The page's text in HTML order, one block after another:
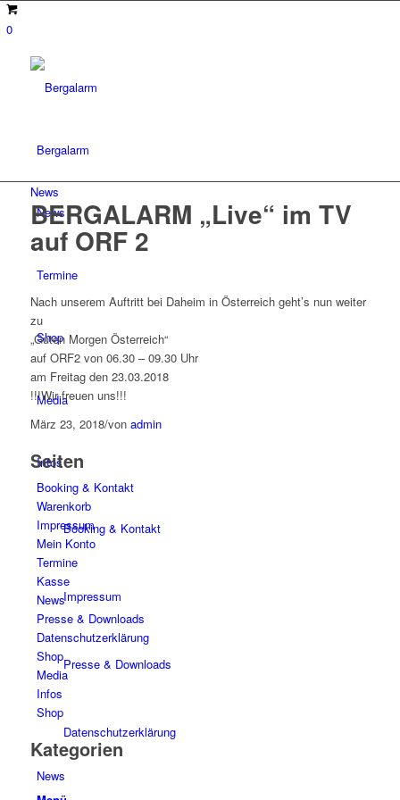
0
Bergalarm
News
Termine
Shop
Media
Infos
Booking & Kontakt
Impressum
Presse & Downloads
Datenschutzerklärung
News
BERGALARM „Live“ im TV
auf ORF 2
Nach unserem Auftritt bei Daheim in Österreich geht’s nun weiter
zu
„Guten Morgen Österreich“
auf ORF2 von 06.30 – 09.30 Uhr
am Freitag den 23.03.2018
!!!Wir freuen uns!!!
März 23, 2018/von admin
Seiten
Booking & Kontakt
Warenkorb
Impressum
Mein Konto
Termine
Kasse
News
Presse & Downloads
Datenschutzerklärung
Shop
Media
Infos
Shop
Kategorien
News